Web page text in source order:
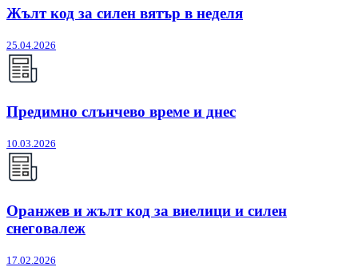
Жълт код за силен вятър в неделя
25.04.2026
Предимно слънчево време и днес
10.03.2026
Оранжев и жълт код за виелици и силен
снеговалеж
17.02.2026